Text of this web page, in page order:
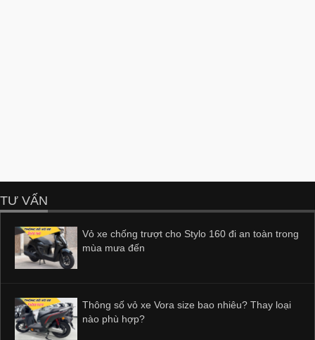
TƯ VẤN
Vỏ xe chống trượt cho Stylo 160 đi an toàn trong
mùa mưa đến
Thông số vỏ xe Vora size bao nhiêu? Thay loại
nào phù hợp?